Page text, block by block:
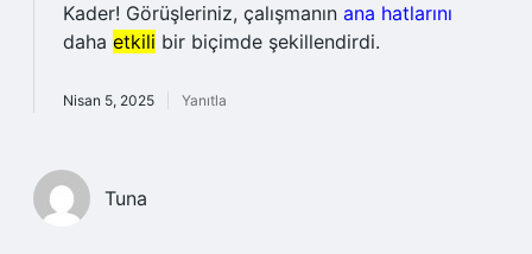
Kader! Görüşleriniz, çalışmanın ana hatlarını
daha etkili bir biçimde şekillendirdi.
Nisan 5, 2025 Yanıtla
Tuna